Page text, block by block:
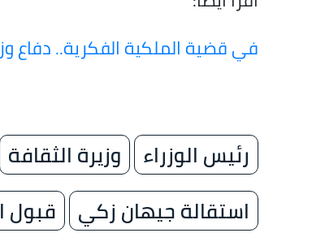
في قضية الملكية الفكرية.. دفاع
رئيس الوزراء وزيرة الثقافة
استقالة جيهان زكي
قبول